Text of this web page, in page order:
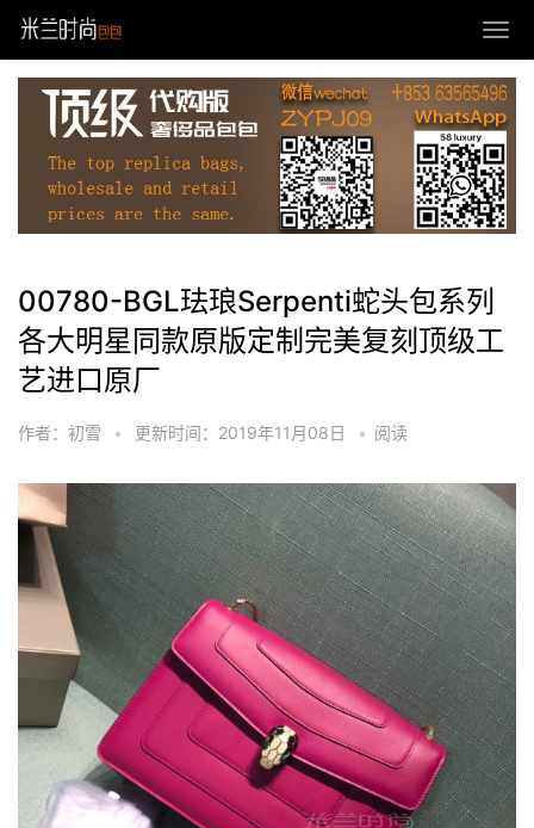
00780-BGL珐琅Serpenti蛇头包系列
各大明星同款原版定制完美复刻顶级工
艺进口原厂
作者：初雪 • 更新时间：2019年11月08日 • 阅读